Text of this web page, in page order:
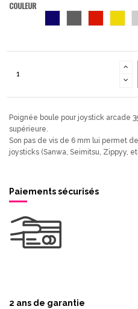
COULEUR
Poignée boule pour joystick arcade
supérieure.
Son pas de vis de 6 mm lui permet
joysticks (Sanwa, Seimitsu, Zippyy,
Paiements sécurisés
2 ans de garantie